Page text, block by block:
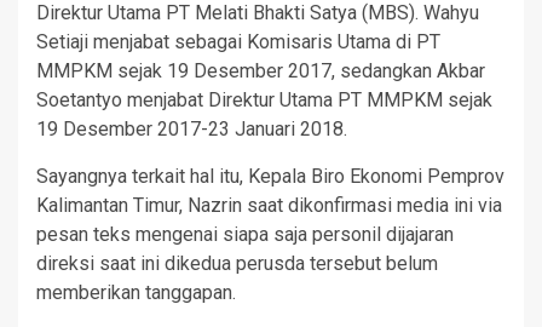
Direktur Utama PT Melati Bhakti Satya (MBS). Wahyu
Setiaji menjabat sebagai Komisaris Utama di PT
MMPKM sejak 19 Desember 2017, sedangkan Akbar
Soetantyo menjabat Direktur Utama PT MMPKM sejak
19 Desember 2017-23 Januari 2018.
Sayangnya terkait hal itu, Kepala Biro Ekonomi Pemprov
Kalimantan Timur, Nazrin saat dikonfirmasi media ini via
pesan teks mengenai siapa saja personil dijajaran
direksi saat ini dikedua perusda tersebut belum
memberikan tanggapan.